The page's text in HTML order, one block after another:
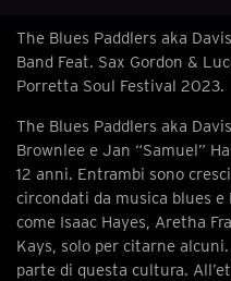
The Blues Paddlers aka
Band Feat. Sax Gordon &
Porretta Soul Festival 2023.
The Blues Paddlers aka
Brownlee e Jan “Samuel”
12 anni. Entrambi sono
circondati da musica blues
come Isaac Hayes, Aretha
Kays, solo per citarne
parte di questa cultura.